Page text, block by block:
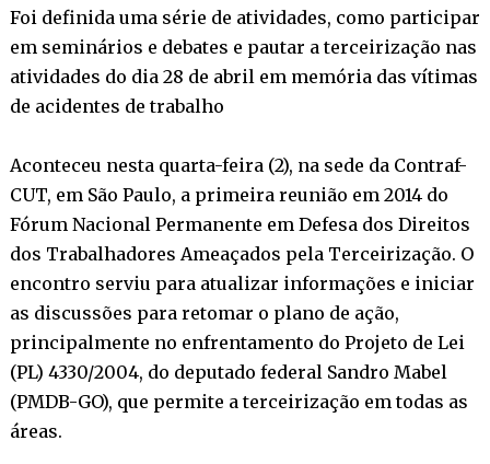
Foi definida uma série de atividades, como participar
em seminários e debates e pautar a terceirização nas
atividades do dia 28 de abril em memória das vítimas
de acidentes de trabalho
Aconteceu nesta quarta-feira (2), na sede da Contraf-
CUT, em São Paulo, a primeira reunião em 2014 do
Fórum Nacional Permanente em Defesa dos Direitos
dos Trabalhadores Ameaçados pela Terceirização. O
encontro serviu para atualizar informações e iniciar
as discussões para retomar o plano de ação,
principalmente no enfrentamento do Projeto de Lei
(PL) 4330/2004, do deputado federal Sandro Mabel
(PMDB-GO), que permite a terceirização em todas as
áreas.